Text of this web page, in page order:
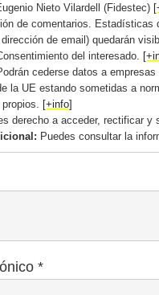
Nieto Vilardell (Fidestec)
de comentarios. Estadísticas
de email) quedarán
del interesado.
cederse datos a
la UE estando sometidas a
[+info]
derecho a acceder, rectificar
Puedes consultar la
*